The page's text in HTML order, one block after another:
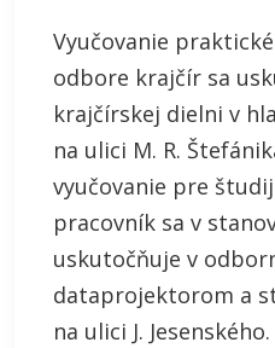
Vyučovanie
odbore krajčír sa
krajčírskej dielni v
na ulici M. R.
vyučovanie pre
pracovník sa v
uskutočňuje v
dataprojektorom a
na ulici J. Jesenského.